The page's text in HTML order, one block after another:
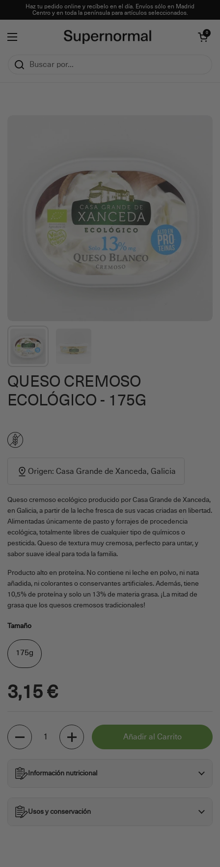
Ir al contenidoHaz tu pedido online y recíbelo en el día. Envíos sólo en Madrid
Centro y en toda la península para artículos seleccionados.
Abrir menú
Abrir carrito
0
QUESO CREMOSO
ECOLÓGICO - 175G
Origen: Casa Grande de Xanceda, Galicia
Queso cremoso ecológico producido por Casa Grande de Xanceda,
en Galicia, a partir de la leche fresca de sus vacas criadas en libertad.
Alimentadas únicamente de pasto y forrajes de procedencia
ecológica, totalmente libres de cualquier tipo de químicos o
pesticida. Queso de textura muy cremosa, perfecto para untar, y
sabor suave ideal para toda la familia.
Producto alto en proteína. No contiene ni leche en polvo, ni nata
añadida, ni colorantes o conservantes artificiales. Además, tiene
10,5% de proteína y solo un 13% de materia grasa. ¡La mitad de
grasa que los quesos cremosos tradicionales!
Tamaño
175g
3,15 €
Cantidad
Añadir al Carrito
Información nutricional
Usos y conservación